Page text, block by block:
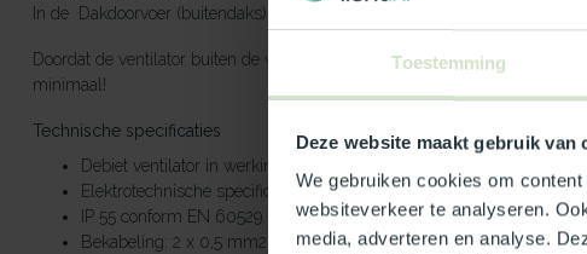
Toestemming
Deze website maakt gebruik van
We gebruiken cookies om
websiteverkeer te analyseren.
media, adverteren en analyse.
In de Dakdoorvoer (buitendaks) zit een ventilator voor extra ventilerend
Doordat de ventilator buiten de woning is gepositioneerd, is de
minimaal!
Technische specificaties
Debiet ventilator in werking minimaal 75 m3/uur.
Elektrotechnische specificaties ventilator: 230 V - 50/60 Hz - 18
IP 55 conform EN 60529.
Bekabeling: 2 x 0,5 mm2 met een lengte van 2000 mm